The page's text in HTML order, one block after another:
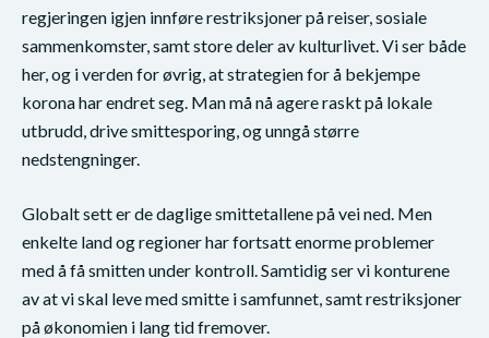
regjeringen igjen innføre restriksjoner på reiser, sosiale
sammenkomster, samt store deler av kulturlivet. Vi ser både
her, og i verden for øvrig, at strategien for å bekjempe
korona har endret seg. Man må nå agere raskt på lokale
utbrudd, drive smittesporing, og unngå større
nedstengninger.
Globalt sett er de daglige smittetallene på vei ned. Men
enkelte land og regioner har fortsatt enorme problemer
med å få smitten under kontroll. Samtidig ser vi konturene
av at vi skal leve med smitte i samfunnet, samt restriksjoner
på økonomien i lang tid fremover.